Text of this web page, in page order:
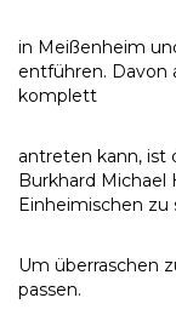
in Meißenheim
entführen. Davon
komplett
antreten kann, ist
Burkhard Michael
Einheimischen zu
Um überraschen
passen.